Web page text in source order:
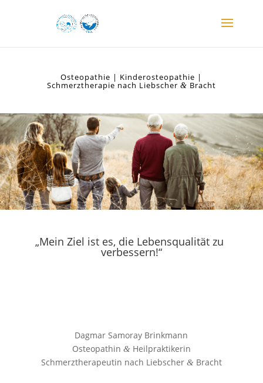
Osteopathie | Kinderosteopathie |
Schmerztherapie nach Liebscher & Bracht
„Mein Ziel ist es, die Lebensqualität zu
verbessern!“
Dag­mar Samo­ray Brinkmann
Osteo­path­in &Heilpraktikerin
Schmerz­the­ra­peu­tin nach Lieb­scher &Bracht